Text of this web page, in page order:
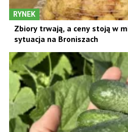
RYNEK
Zbiory trwają, a ceny stoją w
sytuacja na Broniszach